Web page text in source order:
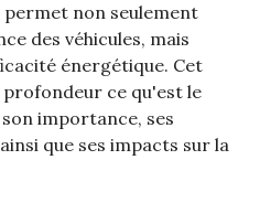
non seulement
des véhicules‚ mais
énergétique. Cet
ce qu'est le
importance‚ ses
que ses impacts sur la